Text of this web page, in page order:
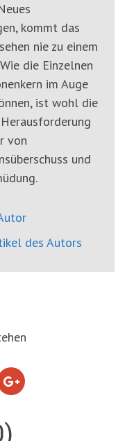
kommt das
nie zu einem
die Einzelnen
im Auge
ist wohl die
von
und
des Autors